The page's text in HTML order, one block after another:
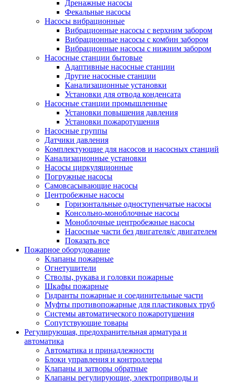
Дренажные насосы
Фекальные насосы
Насосы вибрационные
Вибрационные насосы с верхним забором
Вибрационные насосы с комбин забором
Вибрационные насосы с нижним забором
Насосные станции бытовые
Адаптивные насосные станции
Другие насосные станции
Канализационные установки
Установки для отвода конденсата
Насосные станции промышленные
Установки повышения давления
Установки пожаротушения
Насосные группы
Датчики давления
Комплектующие для насосов и насосных станций
Канализационные установки
Насосы циркуляционные
Погружные насосы
Самовсасывающие насосы
Центробежные насосы
Горизонтальные одноступенчатые насосы
Консольно-моноблочные насосы
Моноблочные центробежные насосы
Насосные части без двигателя/с двигателем
Показать все
Пожарное оборудование
Клапаны пожарные
Огнетушители
Стволы, рукава и головки пожарные
Шкафы пожарные
Гидранты пожарные и соединительные части
Муфты противопожарные для пластиковых труб
Системы автоматического пожаротушения
Сопутствующие товары
Регулирующая, предохранительная арматура и
автоматика
Автоматика и принадлежности
Блоки управления и контроллеры
Клапаны и затворы обратные
Клапаны регулирующие, электроприводы и